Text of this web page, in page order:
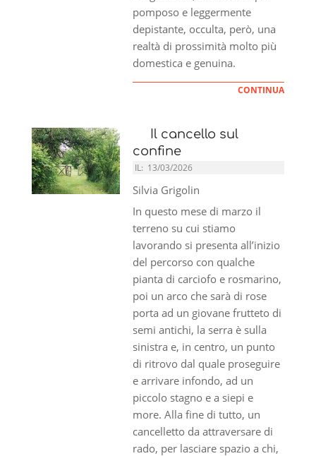
pomposo e leggermente
depistante, occulta, però, una
realtà di prossimità molto più
domestica e genuina.
CONTINUA
Il cancello sul
confine
IL: 13/03/2026
Silvia Grigolin
In questo mese di marzo il
terreno su cui stiamo
lavorando si presenta all’inizio
del percorso con qualche
pianta di carciofo e rosmarino,
poi un arco che sarà di rose
porta ad un giovane frutteto di
semi antichi, la serra è sulla
sinistra e, in centro, un punto
di ritrovo dal quale proseguire
e arrivare infondo, ad un
piccolo stagno e a siepi e
more. Alla fine di tutto, un
cancelletto da attraversare di
rado, per lasciare spazio a chi,